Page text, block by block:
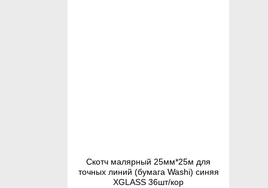
Скотч малярный 25мм*25м для
точных линий (бумага Washi) синяя
XGLASS 36шт/кор